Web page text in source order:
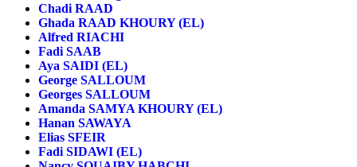
Chadi RAAD
Ghada RAAD KHOURY (EL)
Alfred RIACHI
Fadi SAAB
Aya SAIDI (EL)
George SALLOUM
Georges SALLOUM
Amanda SAMYA KHOURY (EL)
Hanan SAWAYA
Elias SFEIR
Fadi SIDAWI (EL)